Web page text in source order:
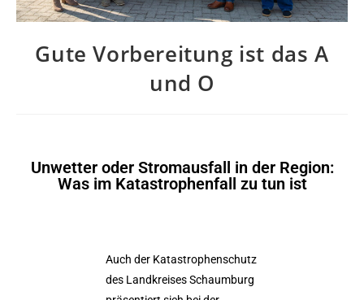
Gute Vorbereitung ist das A
und O
Unwetter oder Stromausfall in der Region:
Was im Katastrophenfall zu tun ist
Auch der Katastrophenschutz
des Landkreises Schaumburg